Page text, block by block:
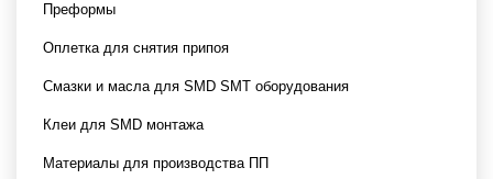
Преформы
Оплетка для снятия припоя
Смазки и масла для SMD SMT оборудования
Клеи для SMD монтажа
Материалы для производства ПП